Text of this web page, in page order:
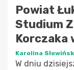
Powiat
Studium
Korczaka
Karolina
W dniu